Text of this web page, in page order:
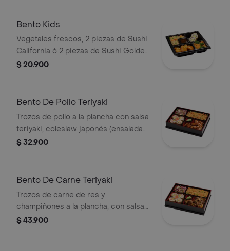
Bento Kids
Vegetales frescos, 2 piezas de Sushi
California ó 2 piezas de Sushi Golden
California ó 1 maki roll, arroz japonés
$ 20.900
Bento De Pollo Teriyaki
Trozos de pollo a la plancha con salsa
teriyaki, coleslaw japonés (ensalada
de repollo y zanahoria), 4 bocados de
$ 32.900
Bento De Carne Teriyaki
Trozos de carne de res y
champiñones a la plancha, con salsa
teriyaki, coleslaw japonés, 4 bocados
$ 43.900